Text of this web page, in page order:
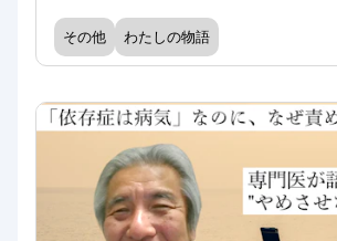
その他 わたしの物語